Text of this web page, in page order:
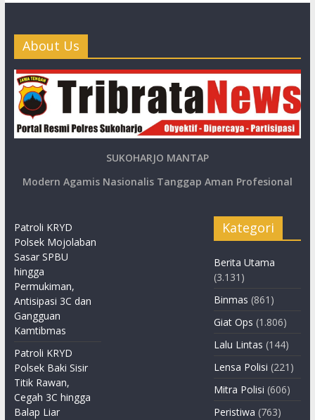
About Us
SUKOHARJO MANTAP
Modern Agamis Nasionalis Tanggap Aman Profesional
Patroli KRYD
Polsek Mojolaban
Sasar SPBU
hingga
Permukiman,
Antisipasi 3C dan
Gangguan
Kamtibmas
Patroli KRYD
Polsek Baki Sisir
Titik Rawan,
Cegah 3C hingga
Balap Liar
Kategori
Berita Utama
(3.131)
Binmas (861)
Giat Ops (1.806)
Lalu Lintas (144)
Lensa Polisi (221)
Mitra Polisi (606)
Peristiwa (763)